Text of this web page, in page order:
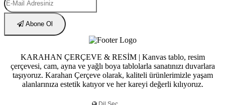
Abone Ol
KARAHAN ÇERÇEVE & RESİM | Kanvas tablo, resim
çerçevesi, cam, ayna ve yağlı boya tablolarla sanatınızı duvarlara
taşıyoruz. Karahan Çerçeve olarak, kaliteli ürünlerimizle yaşam
alanlarınıza estetik katıyor ve her kareyi değerli kılıyoruz.